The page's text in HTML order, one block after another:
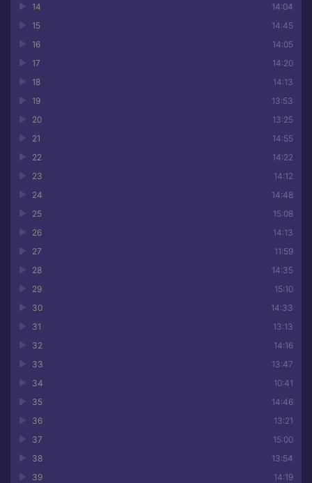
14:04
14
14:45
15
14:05
16
14:20
17
14:13
18
13:53
19
13:25
20
14:55
21
14:22
22
14:12
23
14:48
24
15:08
25
14:13
26
11:59
27
14:35
28
15:10
29
14:33
30
13:13
31
14:16
32
13:47
33
10:41
34
14:46
35
13:21
36
15:00
37
13:54
38
14:19
39